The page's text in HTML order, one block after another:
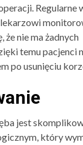
Regularne
że nie ma żadnych
temu pacjenci
po usunięciu
jest
który